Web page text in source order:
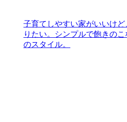
子育てしやすい家がいいけ
りたい。シンプルで飽きの
のスタイル。